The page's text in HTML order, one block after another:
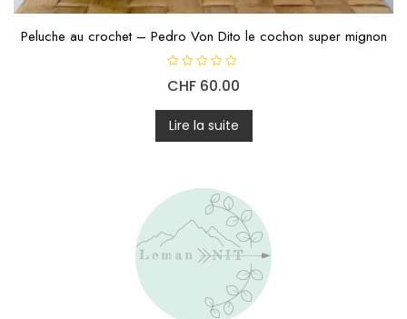
Peluche au crochet – Pedro Von Dito le cochon super mignon
o
e
0
s
u
CHF 60.00
Lire la suite